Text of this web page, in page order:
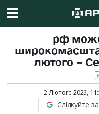
рф
лютого –
2 Лютого 2023,
Слідкуйте